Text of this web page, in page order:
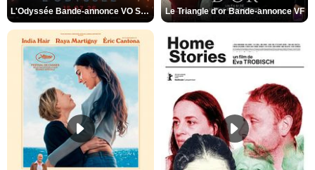
L'Odyssée Bande-annonce VO STFR Le Triangle d'or Bande-annonce VF